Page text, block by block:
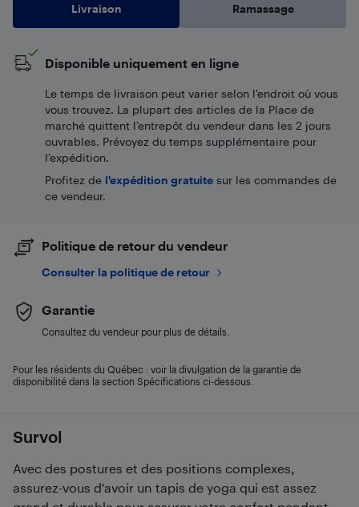
Survol
Avec des postures et des positions complexes,
assurez-vous d'avoir un tapis de yoga qui est assez
Livraison Ramassage
Disponible uniquement en ligne
Le temps de livraison peut varier selon l'endroit où vous
vous trouvez. La plupart des articles de la Place de
marché quittent l’entrepôt du vendeur dans les 2 jours
ouvrables. Prévoyez du temps supplémentaire pour
l’expédition.
Profitez de l'expédition gratuite sur les commandes de
ce vendeur.
Politique de retour du vendeur
Consulter la politique de retour
Garantie
Consultez du vendeur pour plus de détails.
Pour les résidents du Québec : voir la divulgation de la garantie de
disponibilité dans la section Spécifications ci-dessous.